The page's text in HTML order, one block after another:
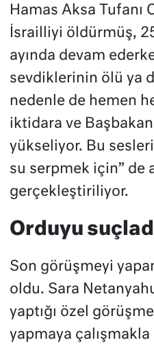
Hamas Aksa Tufanı
İsrailliyi öldürmüş,
ayında devam
sevdiklerinin ölü ya
nedenle de hemen
iktidara ve
yükseliyor. Bu
su serpmek için” de
gerçekleştiriliyor.
Orduyu
Son görüşmeyi
oldu. Sara
yaptığı özel
yapmaya